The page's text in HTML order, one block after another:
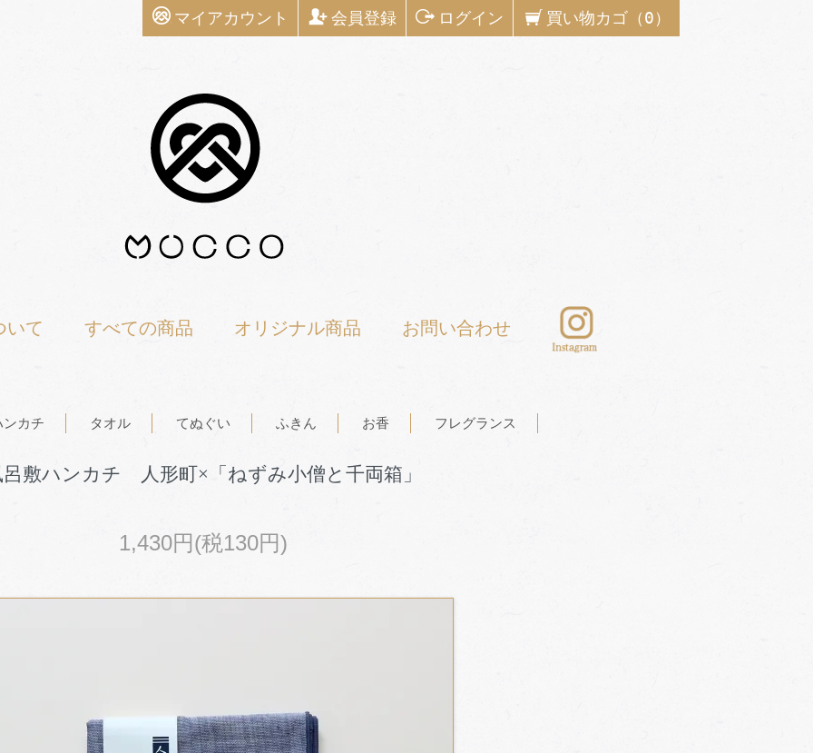
買い物カゴ（0）
ログイン
会員登録
マイアカウント
いて すべての商品 オリジナル商品 お問い合わせ
ンカチ タオル てぬぐい ふきん お香 フレグランス
呂敷ハンカチ 人形町×「ねずみ小僧と千両箱」
1,430円(税130円)